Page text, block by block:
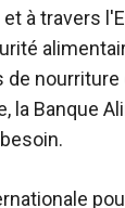
à travers
la Banque